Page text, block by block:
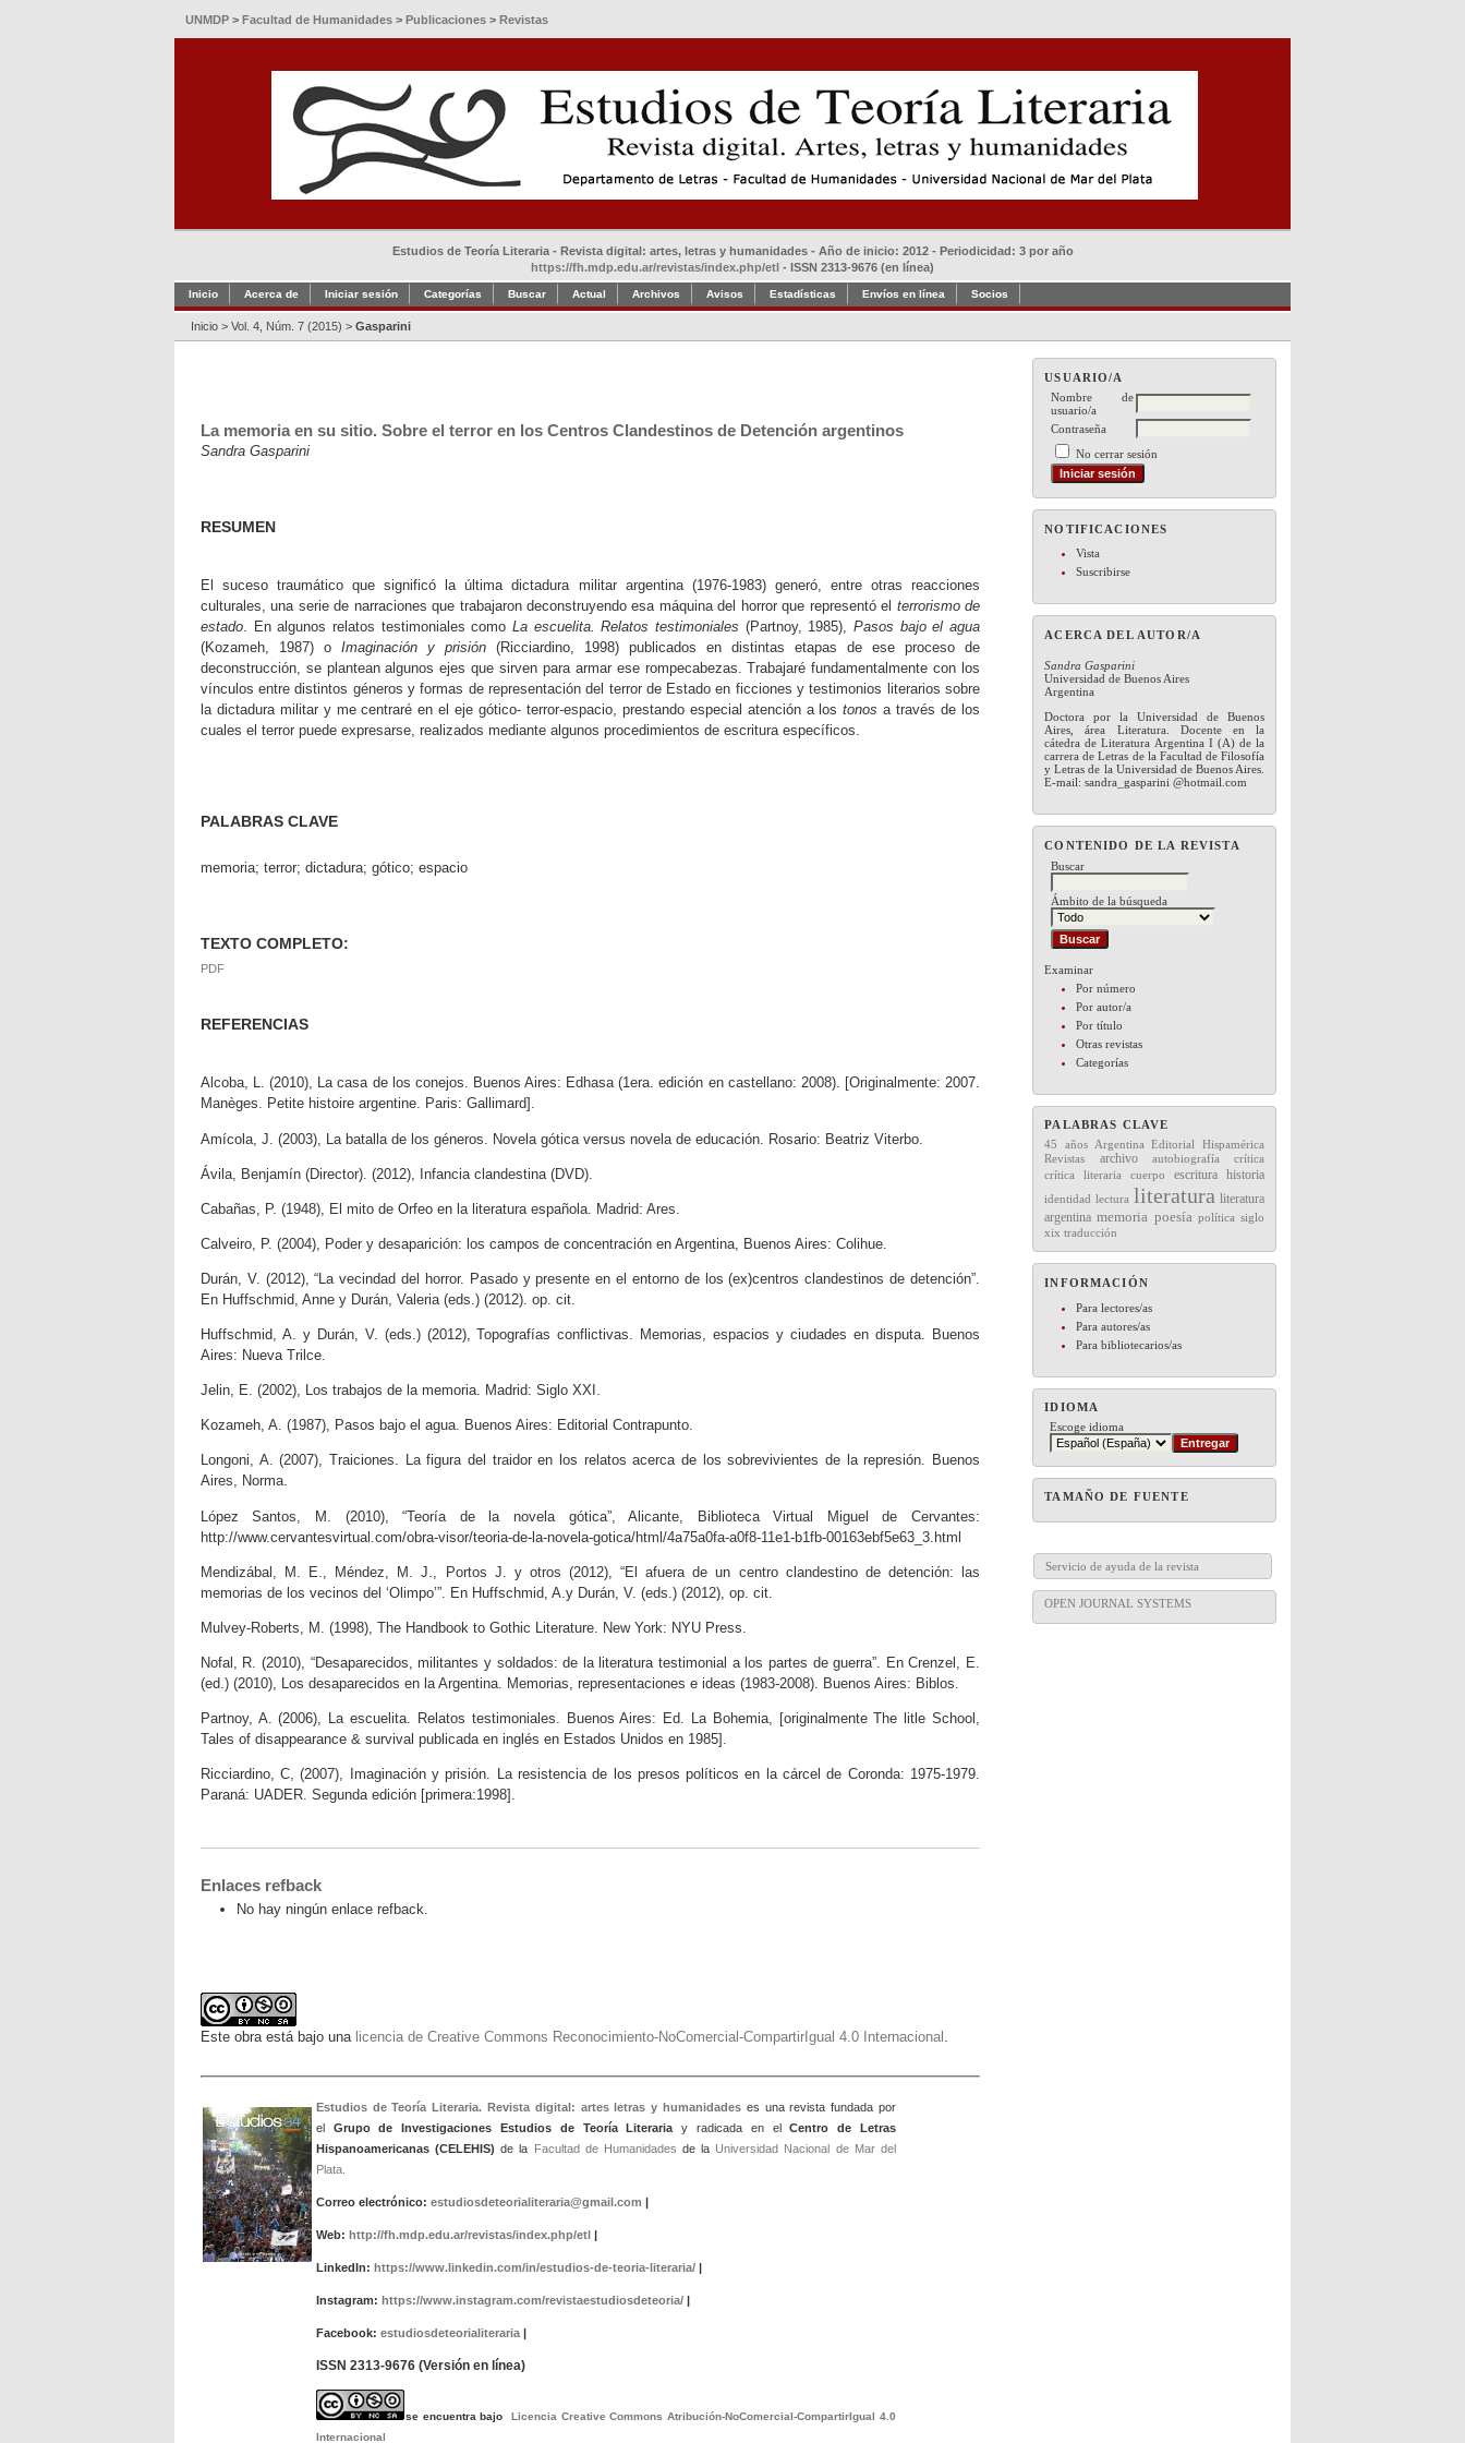
UNMDP > Facultad de Humanidades > Publicaciones > Revistas
Estudios de Teoría Literaria - Revista digital: artes, letras y humanidades - Año de inicio: 2012 - Periodicidad: 3 por año
https://fh.mdp.edu.ar/revistas/index.php/etl - ISSN 2313-9676 (en línea)
USUARIO/A
Nombre de
usuario/a
Contraseña
No cerrar sesión
NOTIFICACIONES
Vista
Suscribirse
ACERCA DEL AUTOR/A
Sandra Gasparini
Universidad de Buenos Aires
Argentina
Doctora por la Universidad de Buenos
Aires, área Literatura. Docente en la
cátedra de Literatura Argentina I (A) de la
carrera de Letras de la Facultad de Filosofía
y Letras de la Universidad de Buenos Aires.
E-mail: sandra_gasparini @hotmail.com
CONTENIDO DE LA REVISTA
Buscar
Ámbito de la búsqueda
Examinar
Por número
Por autor/a
Por título
Otras revistas
Categorías
PALABRAS CLAVE
45 años
Argentina Editorial
Hispamérica
Revistas
archivo autobiografía crítica
crítica literaria cuerpo escritura historia
identidad lectura literatura literatura
argentina memoria poesía política siglo
xix traducción
INFORMACIÓN
Para lectores/as
Para autores/as
Para bibliotecarios/as
IDIOMA
Escoge idioma
TAMAÑO DE FUENTE
Servicio de ayuda de la revista
OPEN JOURNAL SYSTEMS
Inicio Acerca de Iniciar sesión Categorías Buscar Actual Archivos Avisos Estadísticas Envíos en línea Socios
Inicio > Vol. 4, Núm. 7 (2015) > Gasparini
La memoria en su sitio. Sobre el terror en los Centros Clandestinos de Detención argentinos
Sandra Gasparini
RESUMEN
El suceso traumático que significó la última dictadura militar argentina (1976-1983) generó, entre otras reacciones
culturales, una serie de narraciones que trabajaron deconstruyendo esa máquina del horror que representó el terrorismo de
estado. En algunos relatos testimoniales como La escuelita. Relatos testimoniales (Partnoy, 1985), Pasos bajo el agua
(Kozameh, 1987) o Imaginación y prisión(Ricciardino, 1998) publicados en distintas etapas de ese proceso de
deconstrucción, se plantean algunos ejes que sirven para armar ese rompecabezas. Trabajaré fundamentalmente con los
vínculos entre distintos géneros y formas de representación del terror de Estado en ficciones y testimonios literarios sobre
la dictadura militar y me centraré en el eje gótico- terror-espacio, prestando especial atención a lostonos a través de los
cuales el terror puede expresarse, realizados mediante algunos procedimientos de escritura específicos.
PALABRAS CLAVE
memoria; terror; dictadura; gótico; espacio
TEXTO COMPLETO:
PDF
REFERENCIAS
Alcoba, L. (2010), La casa de los conejos. Buenos Aires: Edhasa (1era. edición en castellano: 2008). [Originalmente: 2007.
Manèges. Petite histoire argentine. Paris: Gallimard].
Amícola, J. (2003), La batalla de los géneros. Novela gótica versus novela de educación. Rosario: Beatriz Viterbo.
Ávila, Benjamín (Director). (2012), Infancia clandestina (DVD).
Cabañas, P. (1948), El mito de Orfeo en la literatura española. Madrid: Ares.
Calveiro, P. (2004), Poder y desaparición: los campos de concentración en Argentina, Buenos Aires: Colihue.
Durán, V. (2012), “La vecindad del horror. Pasado y presente en el entorno de los (ex)centros clandestinos de detención”.
En Huffschmid, Anne y Durán, Valeria (eds.) (2012). op. cit.
Huffschmid, A. y Durán, V. (eds.) (2012), Topografías conflictivas. Memorias, espacios y ciudades en disputa. Buenos
Aires: Nueva Trilce.
Jelin, E. (2002), Los trabajos de la memoria. Madrid: Siglo XXI.
Kozameh, A. (1987), Pasos bajo el agua. Buenos Aires: Editorial Contrapunto.
Longoni, A. (2007), Traiciones. La figura del traidor en los relatos acerca de los sobrevivientes de la represión. Buenos
Aires, Norma.
López Santos, M. (2010), “Teoría de la novela gótica”, Alicante, Biblioteca Virtual Miguel de Cervantes:
http://www.cervantesvirtual.com/obra-visor/teoria-de-la-novela-gotica/html/4a75a0fa-a0f8-11e1-b1fb-00163ebf5e63_3.html
Mendizábal, M. E., Méndez, M. J., Portos J. y otros (2012), “El afuera de un centro clandestino de detención: las
memorias de los vecinos del ‘Olimpo’”. En Huffschmid, A.y Durán, V. (eds.) (2012), op. cit.
Mulvey-Roberts, M. (1998), The Handbook to Gothic Literature. New York: NYU Press.
Nofal, R. (2010), “Desaparecidos, militantes y soldados: de la literatura testimonial a los partes de guerra”. En Crenzel, E.
(ed.) (2010), Los desaparecidos en la Argentina. Memorias, representaciones e ideas (1983-2008). Buenos Aires: Biblos.
Partnoy, A. (2006), La escuelita. Relatos testimoniales. Buenos Aires: Ed. La Bohemia, [originalmente The litle School,
Tales of disappearance & survival publicada en inglés en Estados Unidos en 1985].
Ricciardino, C, (2007), Imaginación y prisión. La resistencia de los presos políticos en la cárcel de Coronda: 1975-1979.
Paraná: UADER. Segunda edición [primera:1998].
Enlaces refback
No hay ningún enlace refback.
Este obra está bajo una licencia de Creative Commons Reconocimiento-NoComercial-CompartirIgual 4.0 Internacional .
Estudios de Teoría Literaria. Revista digital: artes letras y humanidadeses una revista fundada por
el Grupo de Investigaciones Estudios de Teoría Literariay radicada en elCentro de Letras
Hispanoamericanas (CELEHIS) de la Facultad de Humanidades de la Universidad Nacional de Mar del
Plata.
Correo electrónico: estudiosdeteorialiteraria@gmail.com |
Web: http://fh.mdp.edu.ar/revistas/index.php/etl|
LinkedIn: https://www.linkedin.com/in/estudios-de-teoria-literaria/|
Instagram: https://www.instagram.com/revistaestudiosdeteoria/|
Facebook: estudiosdeteorialiteraria|
ISSN 2313-9676 (Versión en línea)
se encuentra bajo Licencia Creative Commons Atribución-NoComercial-CompartirIgual 4.0
Internacional